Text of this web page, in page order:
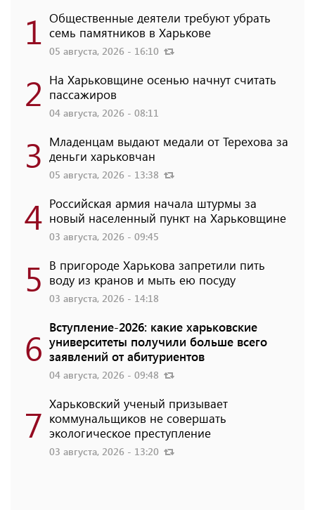
1 Общественные деятели требуют убрать
семь памятников в Харькове
05 августа, 2026 - 16:10
2 На Харьковщине осенью начнут считать
пассажиров
04 августа, 2026 - 08:11
3 Младенцам выдают медали от Терехова за
деньги харьковчан
05 августа, 2026 - 13:38
4 Российская армия начала штурмы за
новый населенный пункт на Харьковщине
03 августа, 2026 - 09:45
5 В пригороде Харькова запретили пить
воду из кранов и мыть ею посуду
03 августа, 2026 - 14:18
6 Вступление-2026: какие харьковские
университеты получили больше всего
заявлений от абитуриентов
04 августа, 2026 - 09:48
7 Харьковский ученый призывает
коммунальщиков не совершать
экологическое преступление
03 августа, 2026 - 13:20